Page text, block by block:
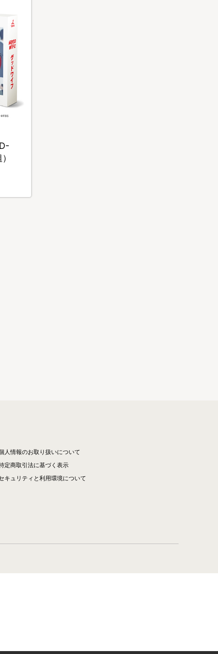
人情報のお取り扱いについて
定商取引法に基づく表示
キュリティと利用環境について